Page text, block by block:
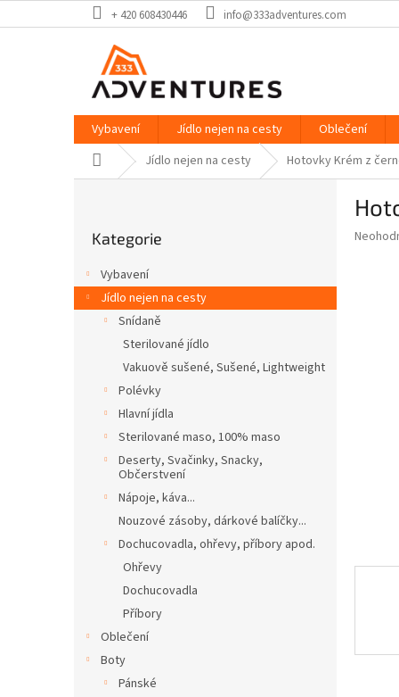
na
+ 420 608430446 info@333adventures.com
Vybavení Jídlo nejen na cesty
Oblečení
Domů Jídlo nejen na cesty Hotovky Krém z
a
n
kategorie
Kategorie
Vybavení
Jídlo nejen na cesty
Snídaně
Sterilované jídlo
Vakuově sušené, Sušené, Lightweight
Polévky
Hlavní jídla
Sterilované maso, 100% maso
Deserty, Svačinky, Snacky,
Občerstvení
Nápoje, káva...
Nouzové zásoby, dárkové balíčky...
Dochucovadla, ohřevy, příbory apod.
Ohřevy
Dochucovadla
Příbory
Oblečení
Boty
Pánské